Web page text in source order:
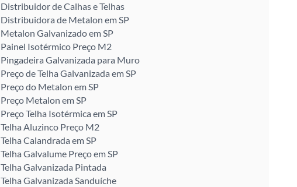
Distribuidor de Calhas e Telhas
Distribuidora de Metalon em SP
Metalon Galvanizado em SP
Painel Isotérmico Preço M2
Pingadeira Galvanizada para Muro
Preço de Telha Galvanizada em SP
Preço do Metalon em SP
Preço Metalon em SP
Preço Telha Isotérmica em SP
Telha Aluzinco Preço M2
Telha Calandrada em SP
Telha Galvalume Preço em SP
Telha Galvanizada Pintada
Telha Galvanizada Sanduíche